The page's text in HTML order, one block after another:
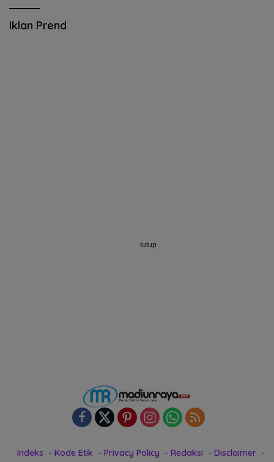
Iklan Prend
Indeks Kode Etik Privacy Policy Redaksi
Disclaimer
tutup